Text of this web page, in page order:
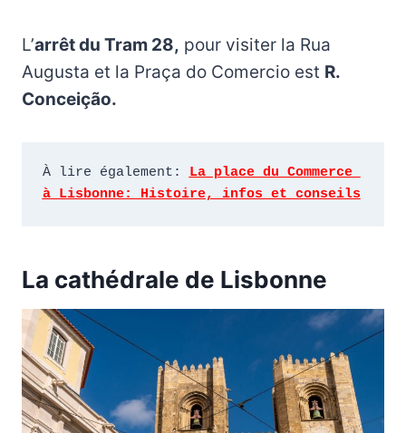
L’arrêt du Tram 28, pour visiter la Rua
Augusta et la Praça do Comercio est R.
Conceição.
À lire également: La place du Commerce
à Lisbonne: Histoire, infos et conseils
La cathédrale de Lisbonne